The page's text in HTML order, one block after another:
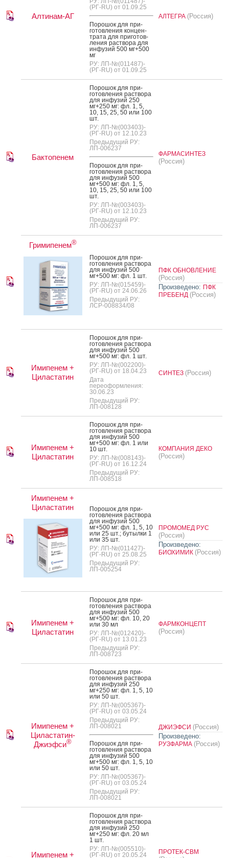
Алтинам-АГ
(РГ-RU) от 01.09.25
По­рошок для при­
готов­ле­ния кон­цен­
тра­та для при­готов­
ле­ния рас­тво­ра для
ин­фу­зий 500 мг+500
мг
РУ: ЛП-№(011487)-
(РГ-RU) от 01.09.25
АЛТЕГРА (Россия)
Бактопенем
По­рошок для при­
готов­ле­ния рас­тво­ра
для ин­фу­зий 250
мг+250 мг: фл. 1, 5,
10, 15, 25, 50 или 100
шт.
РУ: ЛП-№(003403)-
(РГ-RU) от 12.10.23
Предыдущий РУ:
ЛП-006237
По­рошок для при­
готов­ле­ния рас­тво­ра
для ин­фу­зий 500
мг+500 мг: фл. 1, 5,
10, 15, 25, 50 или 100
шт.
РУ: ЛП-№(003403)-
(РГ-RU) от 12.10.23
Предыдущий РУ:
ЛП-006237
ФАРМАСИНТЕЗ
(Россия)
Гримипенем®
По­рошок для при­
готов­ле­ния рас­тво­ра
для ин­фу­зий 500
мг+500 мг: фл. 1 шт.
РУ: ЛП-№(015459)-
(РГ-RU) от 24.06.26
Предыдущий РУ:
ЛСР-008834/08
ПФК ОБНОВЛЕНИЕ
(Россия)
Произведено: ПФК
ПРЕБЕНД (Россия)
Имипенем +
Циластатин
По­рошок для при­
готов­ле­ния рас­тво­ра
для ин­фу­зий 500
мг+500 мг: фл. 1 шт.
РУ: ЛП-№(002200)-
(РГ-RU) от 18.04.23
Дата
переоформления:
30.06.23
Предыдущий РУ:
ЛП-008128
СИНТЕЗ (Россия)
Имипенем +
Циластатин
По­рошок для при­
готов­ле­ния рас­тво­ра
для ин­фу­зий 500
мг+500 мг: фл. 1 или
10 шт.
РУ: ЛП-№(008143)-
(РГ-RU) от 16.12.24
Предыдущий РУ:
ЛП-008518
КОМПАНИЯ ДЕКО
(Россия)
Имипенем +
Циластатин
По­рошок для при­
готов­ле­ния рас­тво­ра
для ин­фу­зий 500
мг+500 мг: фл. 1, 5, 10
или 25 шт.; бу­тыл­ки 1
или 35 шт.
РУ: ЛП-№(011427)-
(РГ-RU) от 25.08.25
Предыдущий РУ:
ЛП-005254
ПРОМОМЕД РУС
(Россия)
Произведено:
БИОХИМИК (Россия)
Имипенем +
Циластатин
По­рошок для при­
готов­ле­ния рас­тво­ра
для ин­фу­зий 500
мг+500 мг: фл. 10, 20
или 30 мл
РУ: ЛП-№(012420)-
(РГ-RU) от 13.01.23
Предыдущий РУ:
ЛП-008723
ФАРМКОНЦЕПТ
(Россия)
Имипенем +
Циластатин-
Джиэфси®
По­рошок для при­
готов­ле­ния рас­тво­ра
для ин­фу­зий 250
мг+250 мг: фл. 1, 5, 10
или 50 шт.
РУ: ЛП-№(005367)-
(РГ-RU) от 03.05.24
Предыдущий РУ:
ЛП-008021
По­рошок для при­
готов­ле­ния рас­тво­ра
для ин­фу­зий 500
мг+500 мг: фл. 1, 5, 10
или 50 шт.
РУ: ЛП-№(005367)-
(РГ-RU) от 03.05.24
Предыдущий РУ:
ЛП-008021
ДЖИЭФСИ (Россия)
Произведено:
РУЗФАРМА (Россия)
Имипенем +
По­рошок для при­
готов­ле­ния рас­тво­ра
для ин­фу­зий 250
мг+250 мг: фл. 20 мл
1 шт.
РУ: ЛП-№(005510)-
(РГ-RU) от 20.05.24
ПРОТЕК-СВМ